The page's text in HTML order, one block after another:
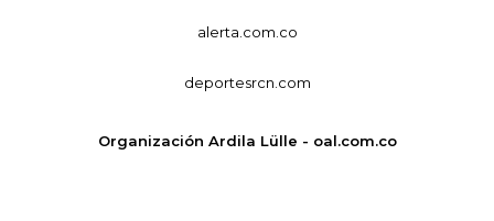
alerta.com.co
deportesrcn.com
Organización Ardila Lülle - oal.com.co